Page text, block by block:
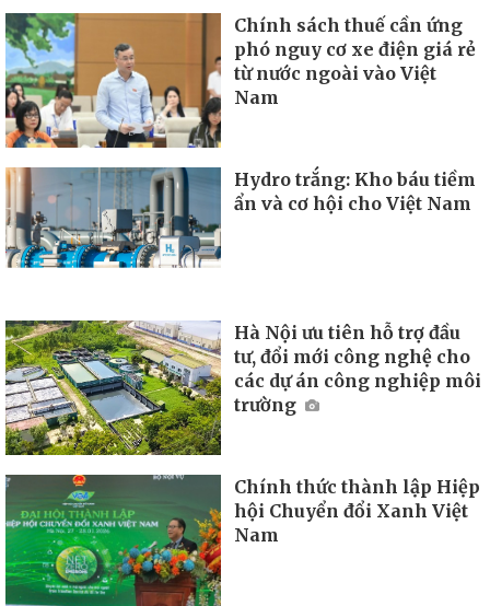
Chính sách thuế cần ứng
phó nguy cơ xe điện giá rẻ
từ nước ngoài vào Việt
Nam
Hydro trắng: Kho báu tiềm
ẩn và cơ hội cho Việt Nam
Hà Nội ưu tiên hỗ trợ đầu
tư, đổi mới công nghệ cho
các dự án công nghiệp môi
trường
Chính thức thành lập Hiệp
hội Chuyển đổi Xanh Việt
Nam